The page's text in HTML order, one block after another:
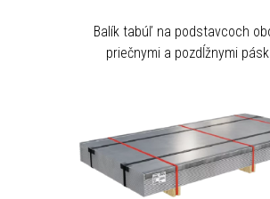
Balík tabúľ na podstavcoch
priečnymi a pozdĺžnymi